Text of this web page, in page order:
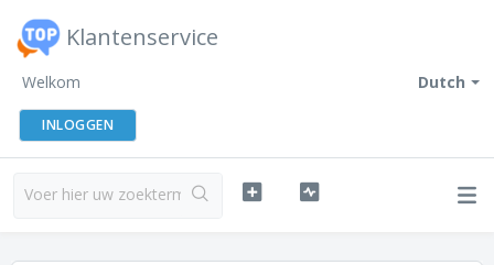
Klantenservice
Dutch
Welkom
INLOGGEN